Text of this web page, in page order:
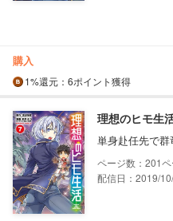
購入
1%還元 ：6ポイント獲得
理想のヒモ生
単身赴任先で
201
配信日：2019/